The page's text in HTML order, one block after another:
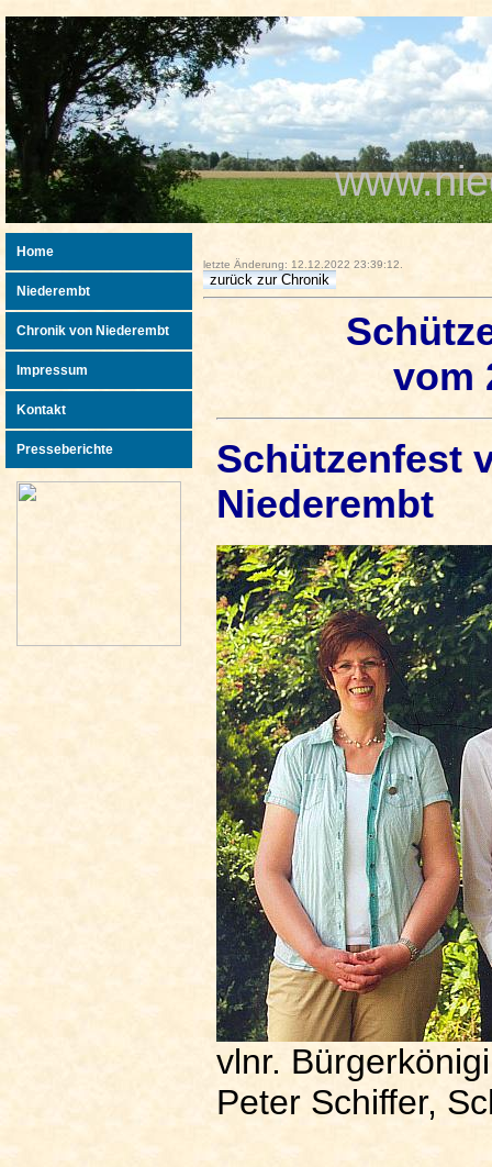
letzte Änderung: 12.12.2022 23:39:12.
vom
Schützenfest
Niederembt
vlnr.
Peter Schiffer,
Home
Niederembt
Chronik von Niederembt
Impressum
Kontakt
Presseberichte